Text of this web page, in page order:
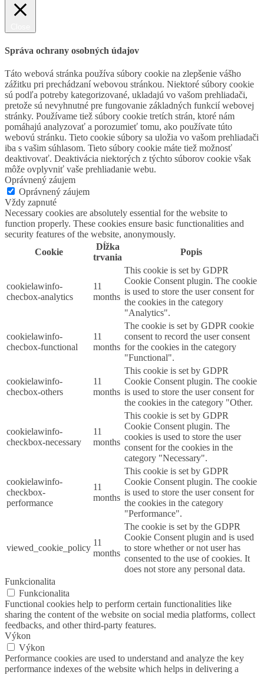
Správa ochrany osobných údajov
Táto webová stránka používa súbory cookie na zlepšenie vášho
zážitku pri prechádzaní webovou stránkou. Niektoré súbory cookie
sú podľa potreby kategorizované, ukladajú vo vašom prehliadači,
pretože sú nevyhnutné pre fungovanie základných funkcií webovej
stránky. Používame tiež súbory cookie tretích strán, ktoré nám
pomáhajú analyzovať a porozumieť tomu, ako používate túto
webovú stránku. Tieto cookie súbory sa uložia vo vašom prehliadači
iba s vašim súhlasom. Tieto súbory cookie máte tiež možnosť
deaktivovať. Deaktivácia niektorých z týchto súborov cookie však
môže ovplyvniť vaše prehliadanie webu.
Oprávnený záujem
Oprávnený záujem
Vždy zapnuté
Necessary cookies are absolutely essential for the website to
function properly. These cookies ensure basic functionalities and
security features of the website, anonymously.
Cookie
Dĺžka
trvania
Popis
cookielawinfo-
checbox-analytics
11
months
This cookie is set by GDPR
Cookie Consent plugin. The cookie
is used to store the user consent for
the cookies in the category
"Analytics".
cookielawinfo-
checbox-functional
11
months
The cookie is set by GDPR cookie
consent to record the user consent
for the cookies in the category
"Functional".
cookielawinfo-
checbox-others
11
months
This cookie is set by GDPR
Cookie Consent plugin. The cookie
is used to store the user consent for
the cookies in the category "Other.
cookielawinfo-
checkbox-necessary
11
months
This cookie is set by GDPR
Cookie Consent plugin. The
cookies is used to store the user
consent for the cookies in the
category "Necessary".
cookielawinfo-
checkbox-
performance
11
months
This cookie is set by GDPR
Cookie Consent plugin. The cookie
is used to store the user consent for
the cookies in the category
"Performance".
viewed_cookie_policy
11
months
The cookie is set by the GDPR
Cookie Consent plugin and is used
to store whether or not user has
consented to the use of cookies. It
does not store any personal data.
Funkcionalita
Funkcionalita
Functional cookies help to perform certain functionalities like
sharing the content of the website on social media platforms, collect
feedbacks, and other third-party features.
Výkon
Výkon
Performance cookies are used to understand and analyze the key
performance indexes of the website which helps in delivering a